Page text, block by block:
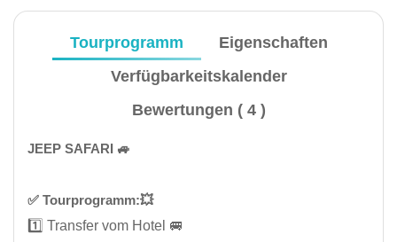
Tourprogramm
Eigenschaften
Verfügbarkeitskalender
Bewertungen ( 4 )
JEEP SAFARI 🚙
✅️ Tourprogramm:💥
1️⃣ Transfer vom Hotel 🚐